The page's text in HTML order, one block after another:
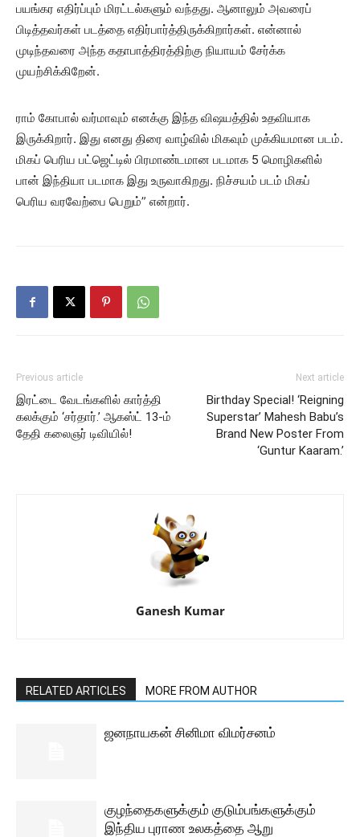
பயங்கர எதிர்ப்பும் மிரட்டல்களும் வந்தது. ஆனாலும் அவரைப்
பிடித்தவர்கள் படத்தை எதிர்பார்த்திருக்கிறார்கள். என்னால்
முடிந்தவரை அந்த கதாபாத்திரத்திற்கு நியாயம் சேர்க்க
முயற்சிக்கிறேன்.
ராம் கோபால் வர்மாவும் எனக்கு இந்த விஷயத்தில் உதவியாக
இருக்கிறார். இது எனது திரை வாழ்வில் மிகவும் முக்கியமான படம்.
மிகப் பெரிய பட்ஜெட்டில் பிரமாண்டமான படமாக 5 மொழிகளில்
பான் இந்தியா படமாக இது உருவாகிறது. நிச்சயம் படம் மிகப்
பெரிய வரவேற்பை பெறும்” என்றார்.
Previous article
இரட்டை வேடங்களில் கார்த்தி
கலக்கும் ‘சர்தார்.’ ஆகஸ்ட் 13-ம்
தேதி கலைஞர் டிவியில்!
Next article
Birthday Special! ‘Reigning
Superstar’ Mahesh Babu’s
Brand New Poster From
‘Guntur Kaaram.’
Ganesh Kumar
RELATED ARTICLES MORE FROM AUTHOR
ஜனநாயகன் சினிமா விமர்சனம்
குழந்தைகளுக்கும் குடும்பங்களுக்கும்
இந்திய புராண உலகத்தை ஆறு